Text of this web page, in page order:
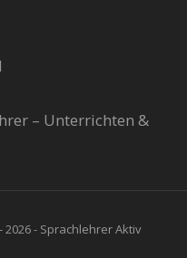
– Unterrichten &
2026 - Sprachlehrer Aktiv